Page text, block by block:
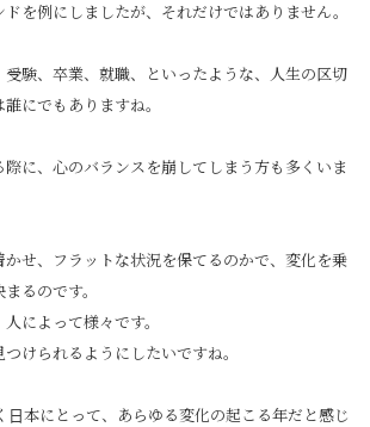
を例にしましたが、それだけではありません。
験、卒業、就職、といったような、人生の区切
にでもありますね。
に、心のバランスを崩してしまう方も多くいま
せ、フラットな状況を保てるのかで、変化を乗
るのです。
によって様々です。
けられるようにしたいですね。
日本にとって、あらゆる変化の起こる年だと感じ